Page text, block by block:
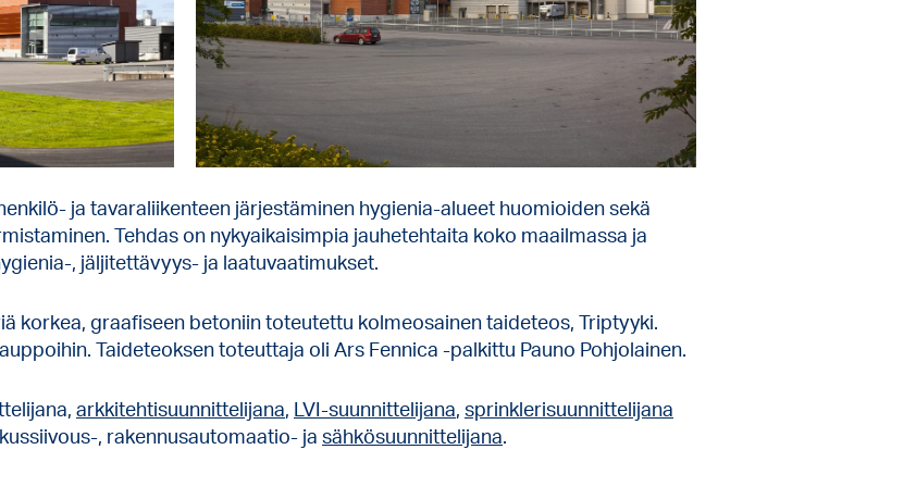
ja tavaraliikenteen järjestäminen hygienia-alueet huomioiden sekä
Tehdas on nykyaikaisimpia jauhetehtaita koko maailmassa ja
, jäljitettävyys- ja laatuvaatimukset.
korkea, graafiseen betoniin toteutettu kolmeosainen taideteos, Triptyyki.
Taideteoksen toteuttaja oli Ars Fennica -palkittu Pauno Pohjolainen.
arkkitehtisuunnittelijana, LVI-suunnittelijana, sprinklerisuunnittelijana
, rakennusautomaatio- ja sähkösuunnittelijana.